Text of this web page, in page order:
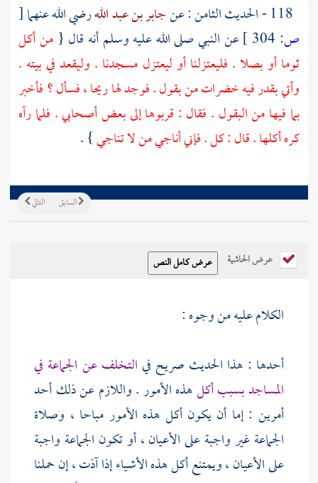
جابر بن عبد اللهرضي الله عنهما[
ص:
عن النبي صلى الله عليه وسلم أنه قال {من أكل
ثوما أو بصلا . فليعتزلنا أو ليعتزل مسجدنا . وليقعد في بيته .
وأتي بقدر فيه خضرات من بقول . فوجد لها ريحا ، فسأل ؟ فأخبر
بما فيها من البقول . فقال : قربوها إلى بعض أصحابي . فلما رآه
كره أكلها . قال : كل . فإني أناجي من لا تناجي} .
التالي السابق
عرض الحاشية
الكلام عليه من وجوه :
أحدها : هذا الحديث صريح فيالتخلف عن الجماعة في
المساجد بسبب أكلهذه الأمور . واللازم عن ذلك أحد
أمرين : إما أن يكون أكل هذه الأمور مباحا ، وصلاة
الجماعة غير واجبة على الأعيان ، أو تكون الجماعة واجبة
على الأعيان ، ويمتنع أكل هذه الأشياء إذا آذت ، إن حملنا